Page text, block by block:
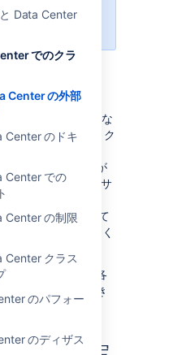
Data Center
でのクラ
Center の外部
Center のドキ
Center での
Center の制限
Center クラス
のパフォー
のディザス
の情報は適用され
ス プール用に十分な
必要があります。ク
インストールで
ドで実行する必要が
で 2 つのプロセス (サ
。そのため、
ている容量に加えて
1 GB) を空けておく
増やした場合は、各
ール用に十分な空き
てください。